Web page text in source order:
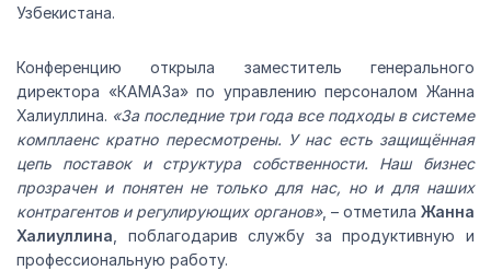
Узбекистана.
Конференцию открыла заместитель генерального
директора «КАМАЗа» по управлению персоналом Жанна
Халиуллина. «За последние три года все подходы в системе
комплаенс кратно пересмотрены. У нас есть защищённая
цепь поставок и структура собственности. Наш бизнес
прозрачен и понятен не только для нас, но и для наших
контрагентов и регулирующих органов», – отметила Жанна
Халиуллина , поблагодарив службу за продуктивную и
профессиональную работу.